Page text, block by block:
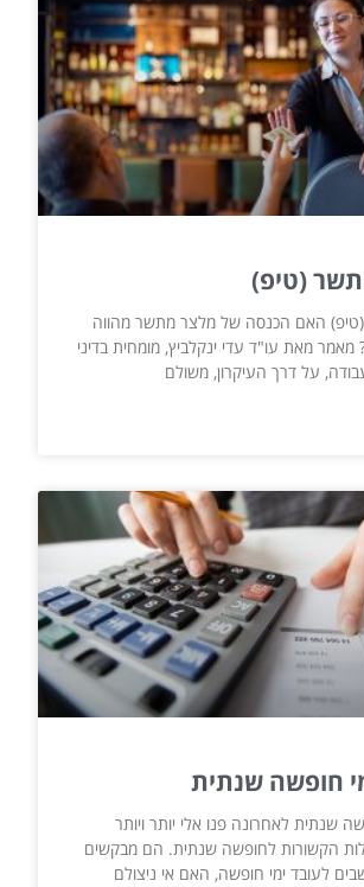
(טיפ)
האם הכנסה של מלצר מתשר מהווה
מאת עו"ד עדי ינקלביץ, מומחית בדיני
על דרך העיקרון, משולם
חופשה שנתית
שנתית לאחרונה פנו אלי יותר ויותר
הקשורות לחופשה שנתית. הם מבקשים
לעובד ימי חופשה, האם אי ניצולם